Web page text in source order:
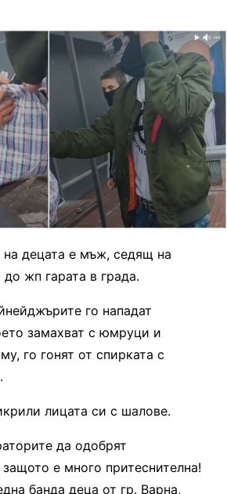
на децата е мъж, седящ на
жп гарата в града.
го нападат
замахват с юмруци и
го гонят от спирката с
лицата си с шалове.
да одобрят
е много притеснителна!
банда деца от гр. Варна,